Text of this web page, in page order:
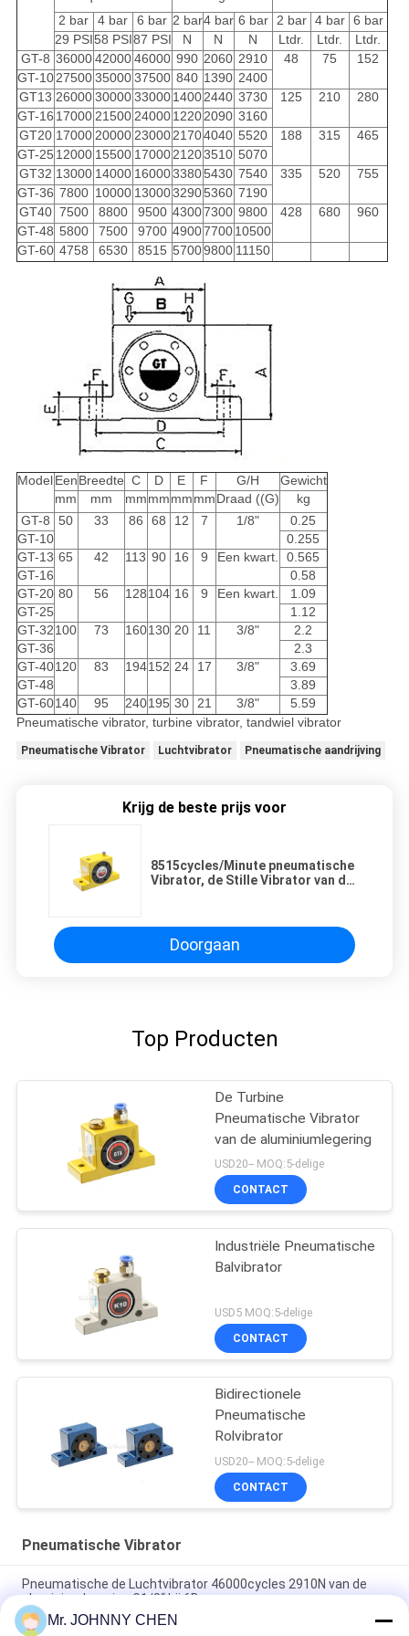
2 bar
4 bar 6 bar 2 bar4 bar 6 bar 2 bar 4 bar 6 bar
29 PSI58 PSI87 PSI N N N Ltdr. Ltdr.
Ltdr.
GT-8 360004200046000 990 2060 2910 48 75
152
GT-10275003500037500 840 1390 2400
GT13 26000300003300014002440 3730 125 210
280
GT-16 17000 21500 2400012202090 3160
GT20 17000 20000 2300021704040 5520 188 315
465
GT-25 12000 15500 1700021203510 5070
GT32 13000 14000 1600033805430 7540 335 520
755
GT-36 7800 10000 1300032905360 7190
GT40 7500 8800 9500 43007300 9800 428 680
960
GT-48 5800 7500 9700 4900770010500
GT-60 4758 6530 8515 57009800 11150
ModelEenBreedte C D E F G/H
Gewicht
mm
mm mmmmmmmmDraad ((G)
kg
GT-8
50 33 86 68 12 7 1/8"
0.25
GT-10
0.255
GT-13 65 42 113 90 16 9 Een kwart.
0.565
GT-16
0.58
GT-20 80 56 128104 16 9 Een kwart.
1.09
GT-25
1.12
GT-32100 73 160130 20 11 3/8"
2.2
GT-36
2.3
GT-40120 83 194152 24 17 3/8"
3.69
GT-48
3.89
GT-60140 95 240195 30 21 3/8"
5.59
Pneumatische vibrator, turbine vibrator, tandwiel vibrator
Pneumatische Vibrator Luchtvibrator Pneumatische aandrijving
Krijg de beste prijs voor
8515cycles/Minute pneumatische
Vibrator, de Stille Vibrator van de
Doorgaan
Top Producten
De Turbine
Pneumatische Vibrator
van de aluminiumlegering
USD20-- MOQ:5-delige
CONTACT
Industriële Pneumatische
Balvibrator
USD5 MOQ:5-delige
CONTACT
Bidirectionele
Pneumatische
Rolvibrator
USD20-- MOQ:5-delige
CONTACT
Pneumatische Vibrator
Pneumatische de Luchtvibrator 46000cycles 2910N van de
aluminiumlegering G1/8“ bij 6Bar
Mr. JOHNNY CHEN